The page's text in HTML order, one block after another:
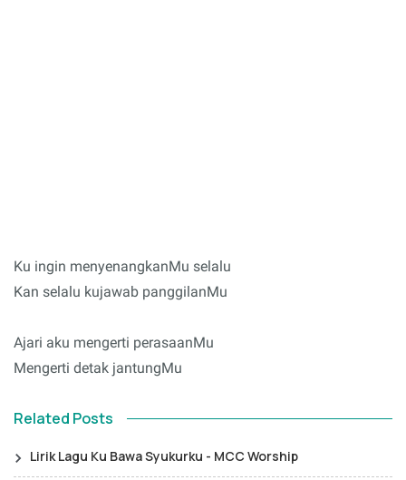
Ku ingin menyenangkanMu selalu
Kan selalu kujawab panggilanMu
Ajari aku mengerti perasaanMu
Mengerti detak jantungMu
Related Posts
Lirik Lagu Ku Bawa Syukurku - MCC Worship